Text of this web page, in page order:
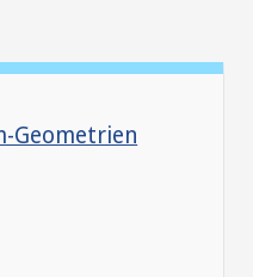
Geometrien